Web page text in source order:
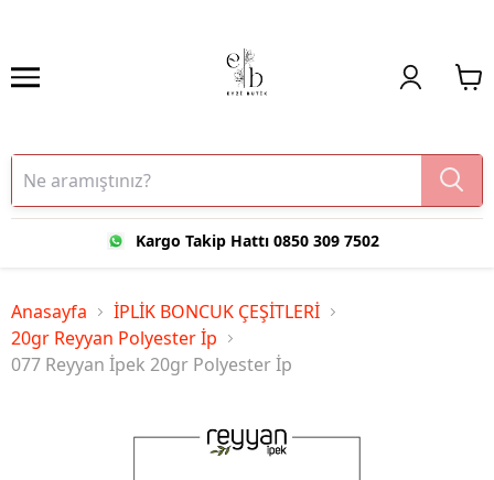
Kargo Takip Hattı 0850 309 7502
Anasayfa
İPLİK BONCUK ÇEŞİTLERİ
20gr Reyyan Polyester İp
077 Reyyan İpek 20gr Polyester İp